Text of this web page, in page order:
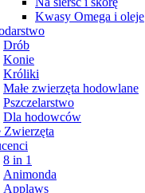
Kwasy Omega i oleje
Drób
Konie
Króliki
Małe zwierzęta hodowlane
Pszczelarstwo
Dla hodowców
Zwierzęta
8 in 1
Animonda
Applaws